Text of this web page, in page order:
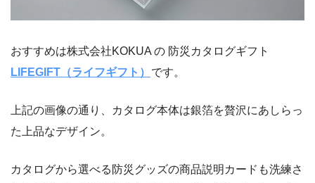
おすすめは株式会社KOKUA の 防災カタログギフト
LIFEGIFT（ライフギフト）
です。
上記の画像の通り、カタログ本体は銀箔を贅沢にあしらっ
た上品なデザイン。
カタログから選べる防災グッズの商品説明カードも洗練さ